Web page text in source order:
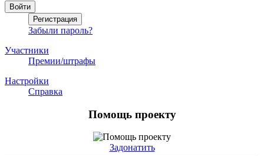
Забыли пароль?
Участники
Премии/штрафы
Настройки
Справка
Помощь проекту
Задонатить